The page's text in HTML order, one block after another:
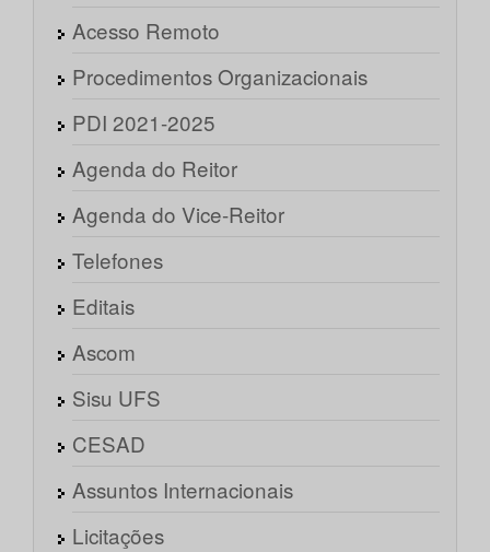
Acesso Remoto
Procedimentos Organizacionais
PDI 2021-2025
Agenda do Reitor
Agenda do Vice-Reitor
Telefones
Editais
Ascom
Sisu UFS
CESAD
Assuntos Internacionais
Licitações